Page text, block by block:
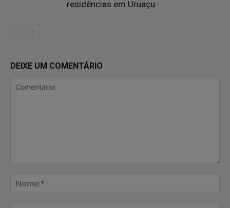
residências em Uruaçu
DEIXE UM COMENTÁRIO